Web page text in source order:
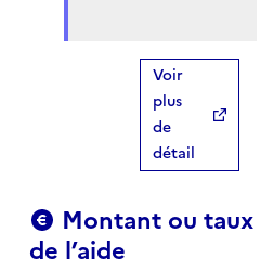
Voir
plus
de
détail
Montant ou taux
de l’aide